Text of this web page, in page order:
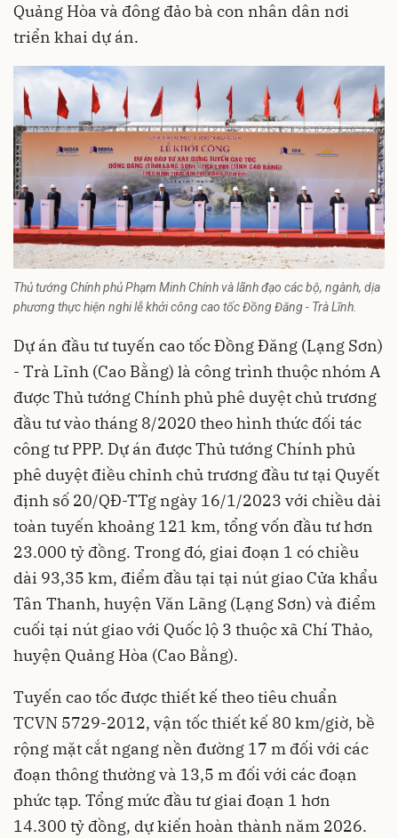
Quảng Hòa và đông đảo bà con nhân dân nơi
triển khai dự án.
Thủ tướng Chính phủ Phạm Minh Chính và lãnh đạo các bộ, ngành, dịa
phương thực hiện nghi lễ khởi công cao tốc Đồng Đăng - Trà Lĩnh.
Dự án đầu tư tuyến cao tốc Đồng Đăng (Lạng Sơn)
- Trà Lĩnh (Cao Bằng) là công trình thuộc nhóm A
được Thủ tướng Chính phủ phê duyệt chủ trương
đầu tư vào tháng 8/2020 theo hình thức đối tác
công tư PPP. Dự án được Thủ tướng Chính phủ
phê duyệt điều chỉnh chủ trương đầu tư tại Quyết
định số 20/QĐ-TTg ngày 16/1/2023 với chiều dài
toàn tuyến khoảng 121 km, tổng vốn đầu tư hơn
23.000 tỷ đồng. Trong đó, giai đoạn 1 có chiều
dài 93,35 km, điểm đầu tại tại nút giao Cửa khẩu
Tân Thanh, huyện Văn Lãng (Lạng Sơn) và điểm
cuối tại nút giao với Quốc lộ 3 thuộc xã Chí Thảo,
huyện Quảng Hòa (Cao Bằng).
Tuyến cao tốc được thiết kế theo tiêu chuẩn
TCVN 5729-2012, vận tốc thiết kế 80 km/giờ, bề
rộng mặt cắt ngang nền đường 17 m đối với các
đoạn thông thường và 13,5 m đối với các đoạn
phức tạp. Tổng mức đầu tư giai đoạn 1 hơn
14.300 tỷ đồng, dự kiến hoàn thành năm 2026.